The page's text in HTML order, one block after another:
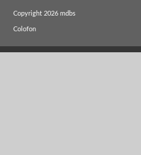
Copyright 2026 mdbs
Colofon